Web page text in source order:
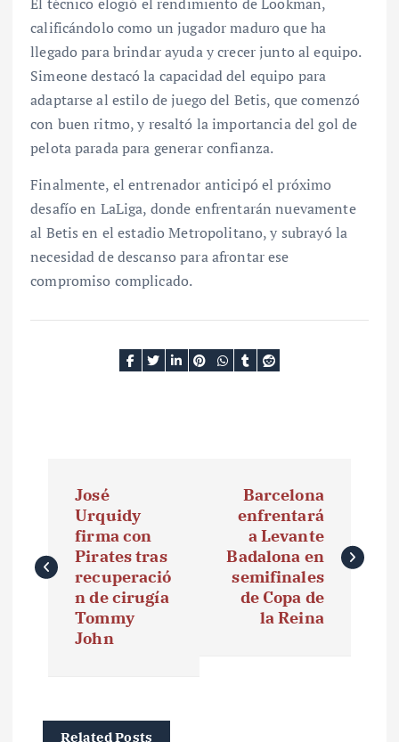
calificándolo como un jugador maduro que ha
llegado para brindar ayuda y crecer junto al equipo.
Simeone destacó la capacidad del equipo para
adaptarse al estilo de juego del Betis, que comenzó
con buen ritmo, y resaltó la importancia del gol de
pelota parada para generar confianza.
Finalmente, el entrenador anticipó el próximo
desafío en LaLiga, donde enfrentarán nuevamente
al Betis en el estadio Metropolitano, y subrayó la
necesidad de descanso para afrontar ese
compromiso complicado.
v
e
José
Urquidy
firma con
Pirates tras
recuperació
n de cirugía
Tommy
John
Barcelona
enfrentará
a Levante
Badalona en
semifinales
de Copa de
la Reina
Related Posts